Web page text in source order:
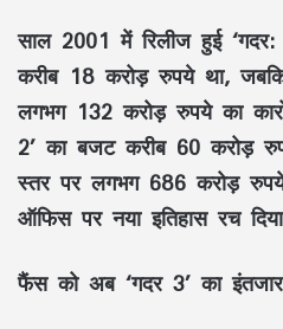
साल 2001 में रिलीज हुई
करीब 18 करोड़ रुपये था,
लगभग 132 करोड़ रुपये का
2’ का बजट करीब 60 करोड़
स्तर पर लगभग 686 करोड़
ऑफिस पर नया इतिहास रच
फैंस को अब ‘गदर 3’ का इंतजार